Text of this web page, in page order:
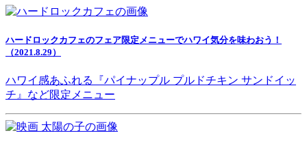
ハードロックカフェのフェア限定メニューでハワイ気分を味わおう！
（2021.8.29）
ハワイ感あふれる『パイナップル プルドチキン サンドイッ
チ』など限定メニュー